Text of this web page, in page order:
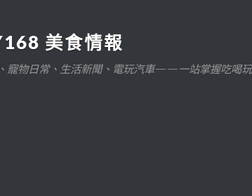
美食情報
寵物日常、生活新聞、電玩汽車——一站掌握吃喝